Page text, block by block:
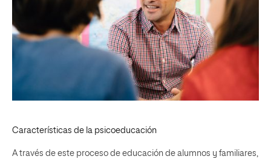
Características de la psicoeducación
A través de este proceso de educación de alumnos y familiares,